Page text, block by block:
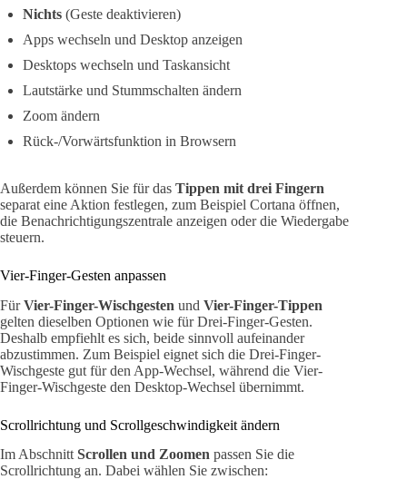
Nichts (Geste deaktivieren)
Apps wechseln und Desktop anzeigen
Desktops wechseln und Taskansicht
Lautstärke und Stummschalten ändern
Zoom ändern
Rück-/Vorwärtsfunktion in Browsern
Außerdem können Sie für das Tippen mit drei Fingern
separat eine Aktion festlegen, zum Beispiel Cortana öffnen,
die Benachrichtigungszentrale anzeigen oder die Wiedergabe
steuern.
Vier-Finger-Gesten anpassen
FürVier-Finger-Wischgesten und Vier-Finger-Tippen
gelten dieselben Optionen wie für Drei-Finger-Gesten.
Deshalb empfiehlt es sich, beide sinnvoll aufeinander
abzustimmen. Zum Beispiel eignet sich die Drei-Finger-
Wischgeste gut für den App-Wechsel, während die Vier-
Finger-Wischgeste den Desktop-Wechsel übernimmt.
Scrollrichtung und Scrollgeschwindigkeit ändern
Im Abschnitt Scrollen und Zoomen passen Sie die
Scrollrichtung an. Dabei wählen Sie zwischen: